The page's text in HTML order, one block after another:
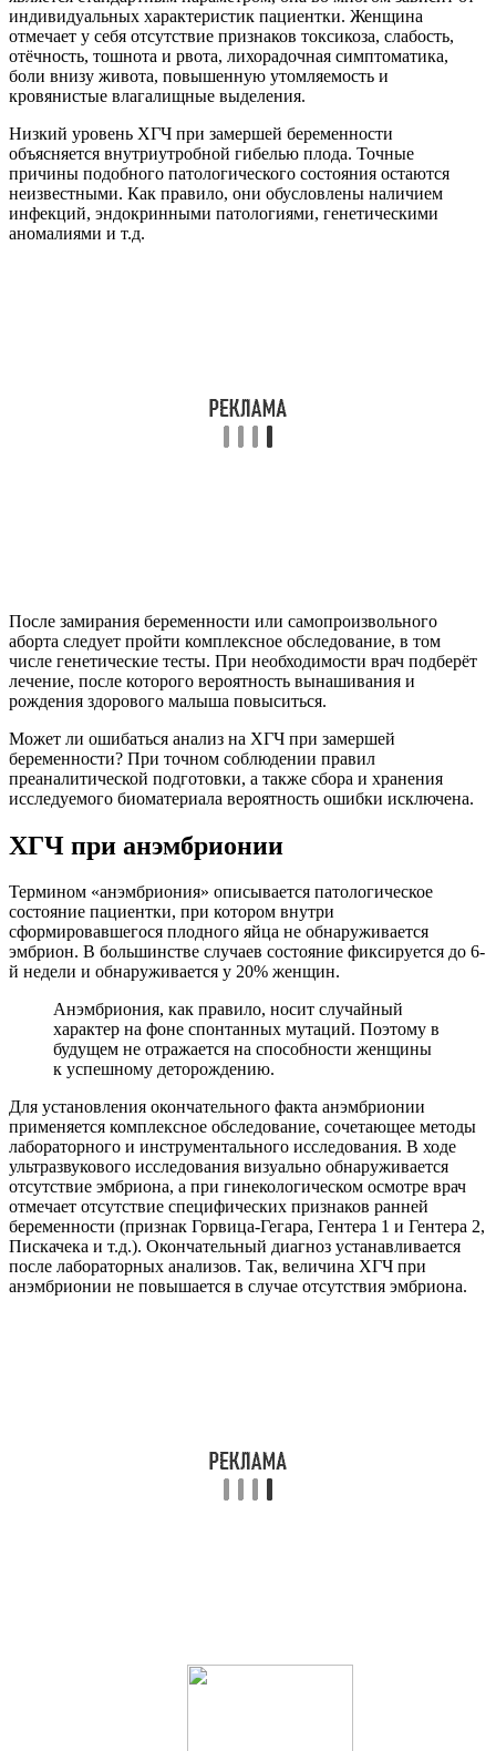
индивидуальных характеристик пациентки. Женщина
отмечает у себя отсутствие признаков токсикоза, слабость,
отёчность, тошнота и рвота, лихорадочная симптоматика,
боли внизу живота, повышенную утомляемость и
кровянистые влагалищные выделения.
Низкий уровень ХГЧ при замершей беременности
объясняется внутриутробной гибелью плода. Точные
причины подобного патологического состояния остаются
неизвестными. Как правило, они обусловлены наличием
инфекций, эндокринными патологиями, генетическими
аномалиями и т.д.
После замирания беременности или самопроизвольного
аборта следует пройти комплексное обследование, в том
числе генетические тесты. При необходимости врач подберёт
лечение, после которого вероятность вынашивания и
рождения здорового малыша повыситься.
Может ли ошибаться анализ на ХГЧ при замершей
беременности? При точном соблюдении правил
преаналитической подготовки, а также сбора и хранения
исследуемого биоматериала вероятность ошибки исключена.
ХГЧ при анэмбрионии
Термином «анэмбриония» описывается патологическое
состояние пациентки, при котором внутри
сформировавшегося плодного яйца не обнаруживается
эмбрион. В большинстве случаев состояние фиксируется до 6-
й недели и обнаруживается у 20% женщин.
Анэмбриония, как правило, носит случайный
характер на фоне спонтанных мутаций. Поэтому в
будущем не отражается на способности женщины
к успешному деторождению.
Для установления окончательного факта анэмбрионии
применяется комплексное обследование, сочетающее методы
лабораторного и инструментального исследования. В ходе
ультразвукового исследования визуально обнаруживается
отсутствие эмбриона, а при гинекологическом осмотре врач
отмечает отсутствие специфических признаков ранней
беременности (признак Горвица-Гегара, Гентера 1 и Гентера 2,
Пискачека и т.д.). Окончательный диагноз устанавливается
после лабораторных анализов. Так, величина ХГЧ при
анэмбрионии не повышается в случае отсутствия эмбриона.